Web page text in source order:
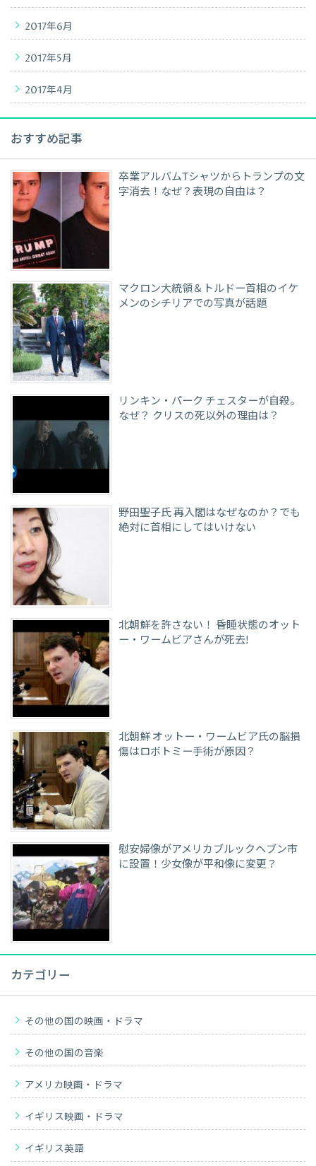
2017年6月
2017年5月
2017年4月
おすすめ記事
卒業アルバムTシャツからトランプの文
字消去！なぜ？表現の自由は？
マクロン大統領＆トルドー首相のイケ
メンのシチリアでの写真が話題
リンキン・パーク チェスターが自殺。
なぜ？ クリスの死以外の理由は？
野田聖子氏 再入閣はなぜなのか？でも
絶対に首相にしてはいけない
北朝鮮を許さない！ 昏睡状態のオット
ー・ワームビアさんが死去!
北朝鮮 オットー・ワームビア氏の脳損
傷はロボトミー手術が原因？
慰安婦像がアメリカブルックヘブン市
に設置！少女像が平和像に変更？
カテゴリー
その他の国の映画・ドラマ
その他の国の音楽
アメリカ映画・ドラマ
イギリス映画・ドラマ
イギリス英語